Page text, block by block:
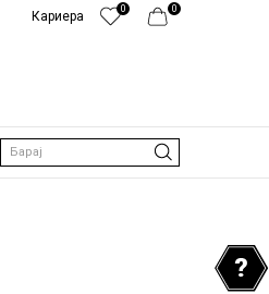
0
0
Кариера
Барај